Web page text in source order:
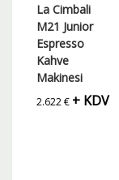
La Cimbali
M21 Junior
Espresso
Kahve
Makinesi
2.622€ + KDV